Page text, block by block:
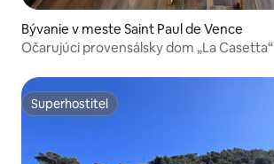
Bývanie v meste Saint Paul de Vence
Očarujúci provensálsky dom „La Casetta“
Superhostiteľ
Superhostiteľ